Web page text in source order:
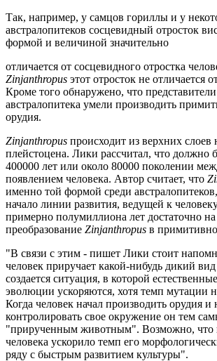
Так, например, у самцов гориллы и у
австралопитеков сосцевидный отросток
формой и величиной значительно
отличается от сосцевидного отростка
Zinjanthropus этот отросток не отличается
Кроме того обнаружено, что
австралопитека умели производить
орудия.
Zinjanthropus происходит из верхних слоев
плейстоцена. Лики рассчитал, что должно
400000 лет или около 80000 поколении
появлением человека. Автор считает, что
именно той формой среди австралопитеков,
начало линии развития, ведущей к
примерно полумиллиона лет достаточно
преобразование Zinjanthropus в
"В связи с этим - пишет Лики стоит
человек приручает какой-нибудь дикий
создается ситуация, в которой
эволюции ускоряются, хотя темп мутации
Когда человек начал производить орудия и
контролировать свое окружение он тем
"прирученным животным". Возможно, что
человека ускорило темп его
ряду с быстрым развитием культуры".